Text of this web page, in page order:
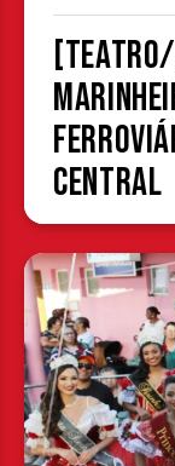
Central